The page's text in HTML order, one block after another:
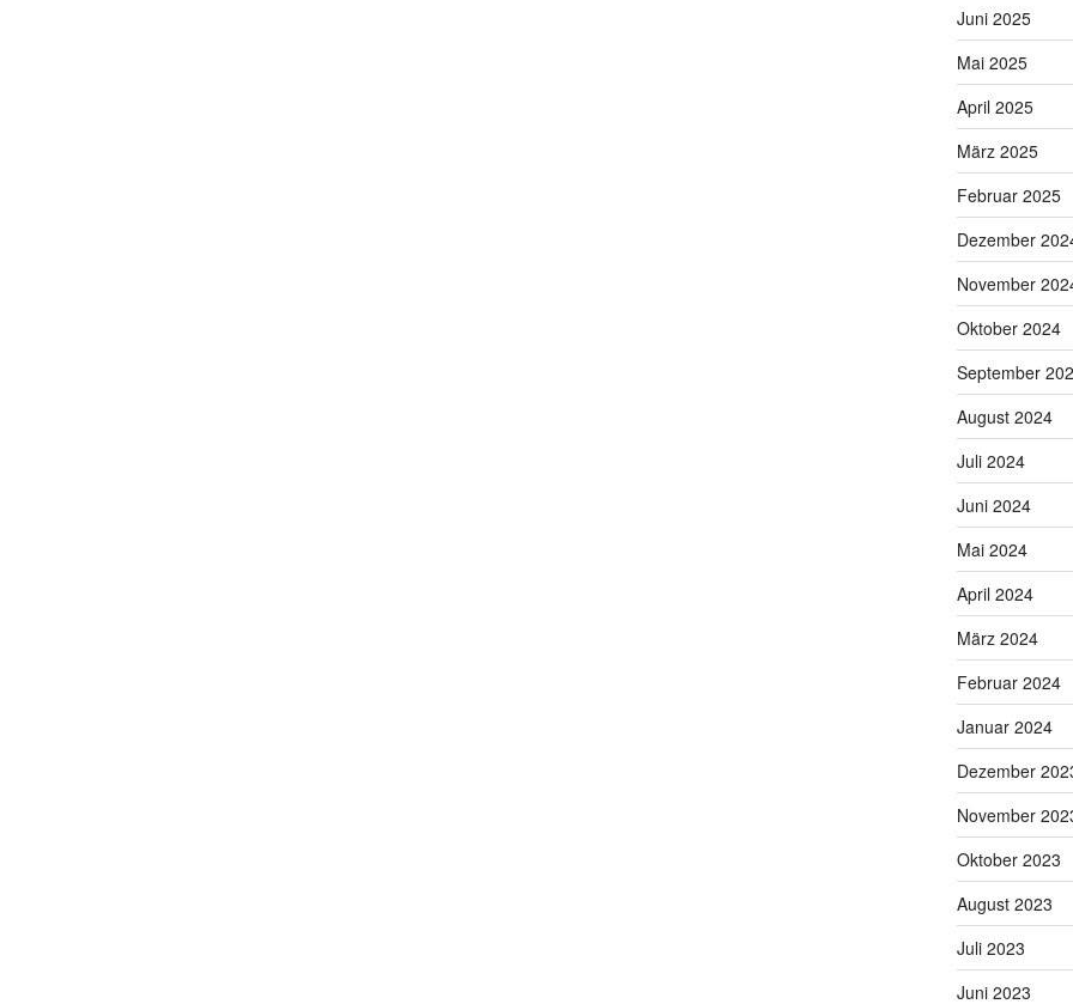
Juni 2025
Mai 2025
April 2025
März 2025
Februar 2025
Dezember
November
Oktober 2024
September
August 2024
Juli 2024
Juni 2024
Mai 2024
April 2024
März 2024
Februar 2024
Januar 2024
Dezember
November
Oktober 2023
August 2023
Juli 2023
Juni 2023